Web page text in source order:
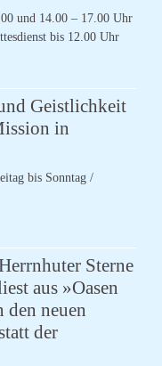
und 14.00 – 17.00 Uhr
bis 12.00 Uhr
Geistlichkeit
in
bis Sonntag /
Sterne
aus »Oasen
neuen
der